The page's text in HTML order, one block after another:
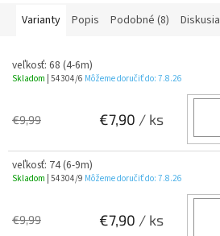
Varianty Popis Podobné (8) Diskusia
veľkosť: 68 (4-6m)
Skladom | 54304/6 Môžeme doručiť do: 7.8.26
€9,99 €7,90 / ks
veľkosť: 74 (6-9m)
Skladom | 54304/9 Môžeme doručiť do: 7.8.26
€9,99 €7,90 / ks